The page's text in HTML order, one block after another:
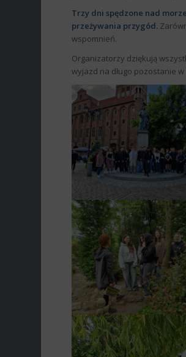
Trzy dni spędzone nad
przeżywania przygód.
wspomnień.
Organizatorzy dziękują
wyjazd na długo pozostanie w